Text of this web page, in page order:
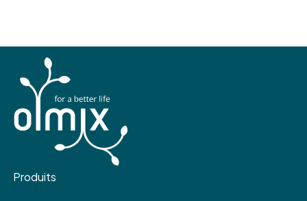
Produits